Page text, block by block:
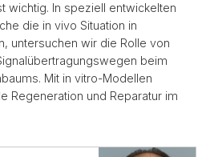
wichtig. In speziell entwickelten
die in vivo Situation in
untersuchen wir die Rolle von
beim
Mit in vitro-Modellen
Regeneration und Reparatur im